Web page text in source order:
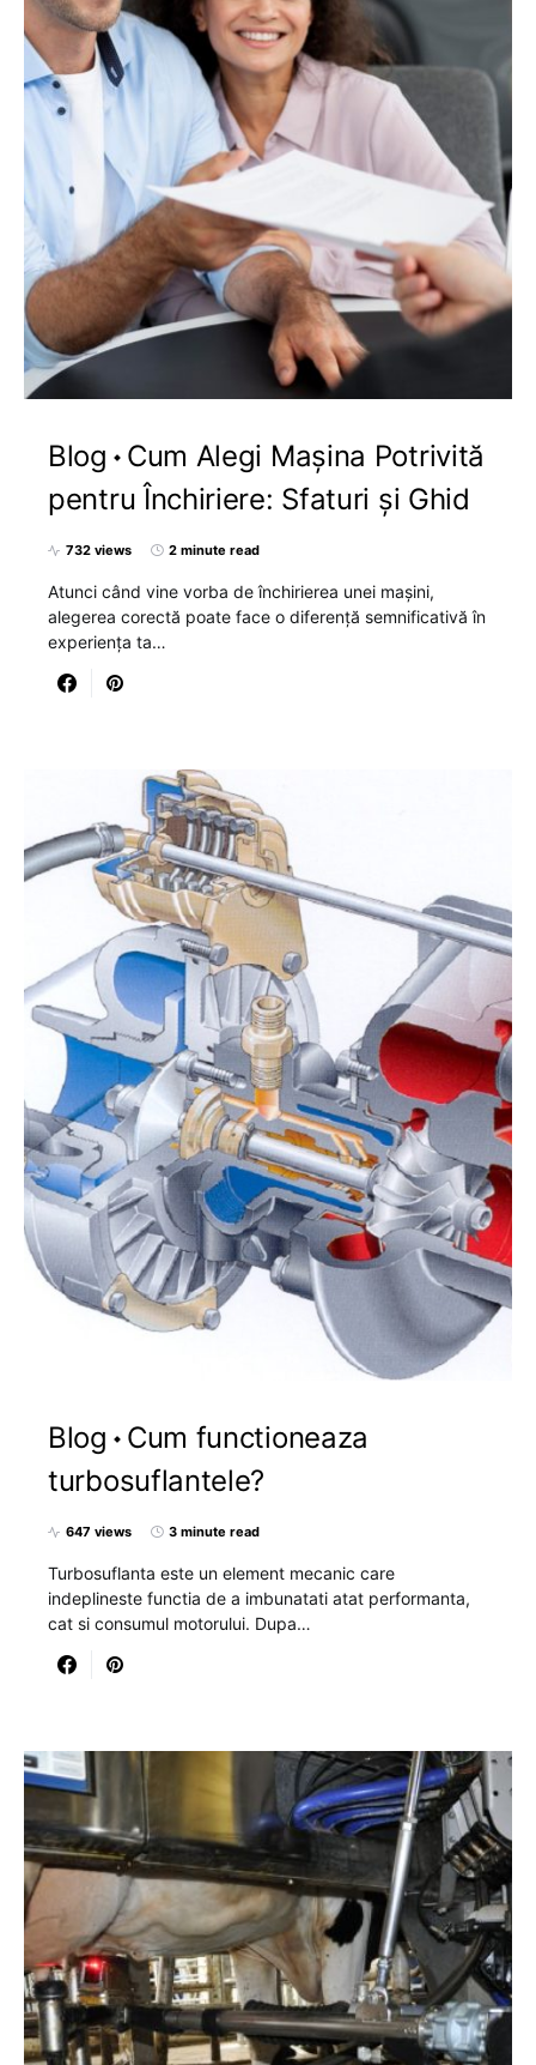
Blog
Cum Alegi Mașina Potrivită
pentru Închiriere: Sfaturi și Ghid
732 views 2 minute read
Atunci când vine vorba de închirierea unei mașini,
alegerea corectă poate face o diferență semnificativă în
experiența ta…
Blog
Cum functioneaza
turbosuflantele?
647 views 3 minute read
Turbosuflanta este un element mecanic care
indeplineste functia de a imbunatati atat performanta,
cat si consumul motorului. Dupa…